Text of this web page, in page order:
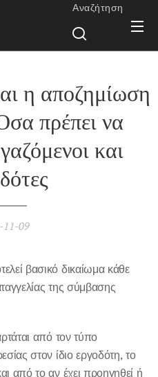
Αναζήτηση
η αποζημίωση
πρέπει να
και
11-09
βασικό δικαίωμα κάθε
της σύμβασης
από τον τύπο
στον ίδιο εργοδότη, το
από το αν έχει προηγηθεί ή